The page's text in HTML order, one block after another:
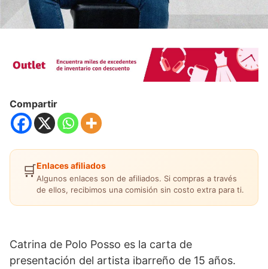
Compartir
🛒Enlaces afiliados
Algunos enlaces son de afiliados. Si compras a través
de ellos, recibimos una comisión sin costo extra para ti.
Catrina de Polo Posso es la carta de
presentación del artista ibarreño de 15 años.